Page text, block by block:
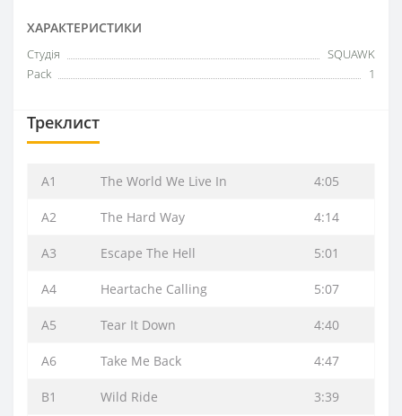
ХАРАКТЕРИСТИКИ
Студія
SQUAWK
Pack
1
Треклист
A1 The World We Live In 4:05
A2 The Hard Way 4:14
A3 Escape The Hell 5:01
A4 Heartache Calling 5:07
A5 Tear It Down 4:40
A6 Take Me Back 4:47
B1 Wild Ride 3:39